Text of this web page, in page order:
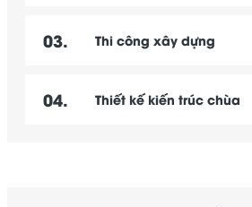
03. Thi công xây dựng
04. Thiết kế kiến trúc chùa